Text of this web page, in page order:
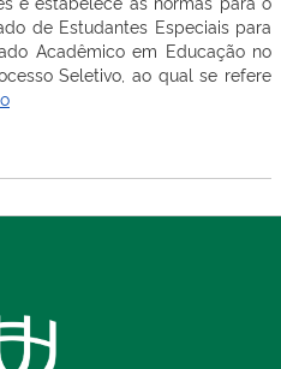
de Estudantes Especiais para
Acadêmico em Educação no
Seletivo, ao qual se refere
Edital
de
Estudantes
Especiais